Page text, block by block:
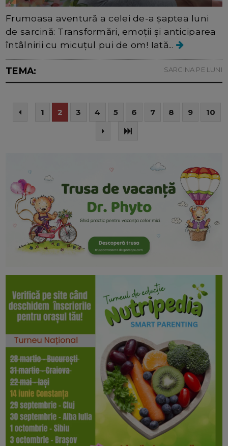
Frumoasa aventură a celei de-a șaptea luni
de sarcină: Transformări, emoții și anticiparea
întâlnirii cu micuțul pui de om! Iată...
TEMA: SARCINA PE LUNI
1 2 3 4 5 6 7 8 9 10